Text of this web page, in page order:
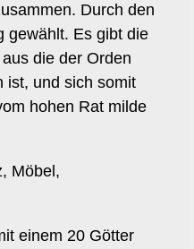
Durch den
gewählt. Es gibt die
die der Orden
ist, und sich somit
hohen Rat milde
Möbel,
einem 20 Götter